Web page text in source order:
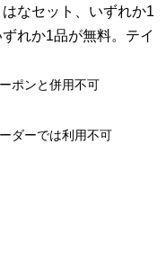
なセット、いずれか1
れか1品が無料。テイ
ポンと併用不可
ダーでは利用不可